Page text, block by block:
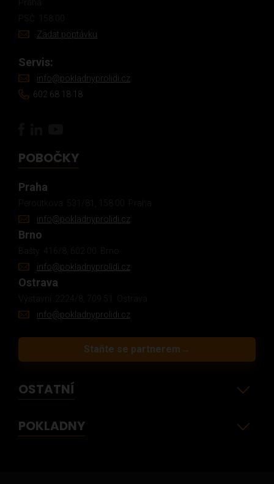
Zadat poptávku
Servis:
info@pokladnyprolidi.cz
602 68 18 18
POBOČKY
Praha
info@pokladnyprolidi.cz
Brno
info@pokladnyprolidi.cz
Ostrava
info@pokladnyprolidi.cz
Staňte se partnerem →
OSTATNÍ
POKLADNY